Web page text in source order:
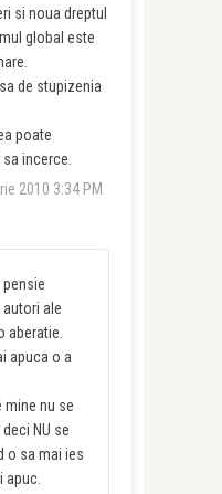
si noua dreptul
global este
de stupizenia
poate
incerce.
2010 3:34 PM
pensie
ale
aberatie.
apuca o a
mine nu se
NU se
o sa mai ies
apuc.